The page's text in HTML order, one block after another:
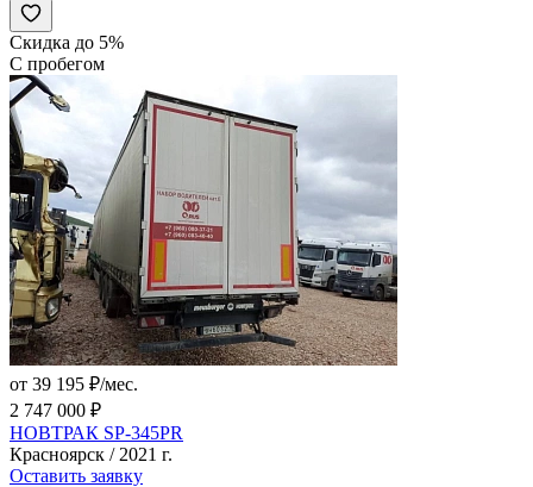
Скидка до 5%
С пробегом
от 39 195 ₽/мес.
2 747 000 ₽
НОВТРАК SP-345PR
Красноярск / 2021 г.
Оставить заявку